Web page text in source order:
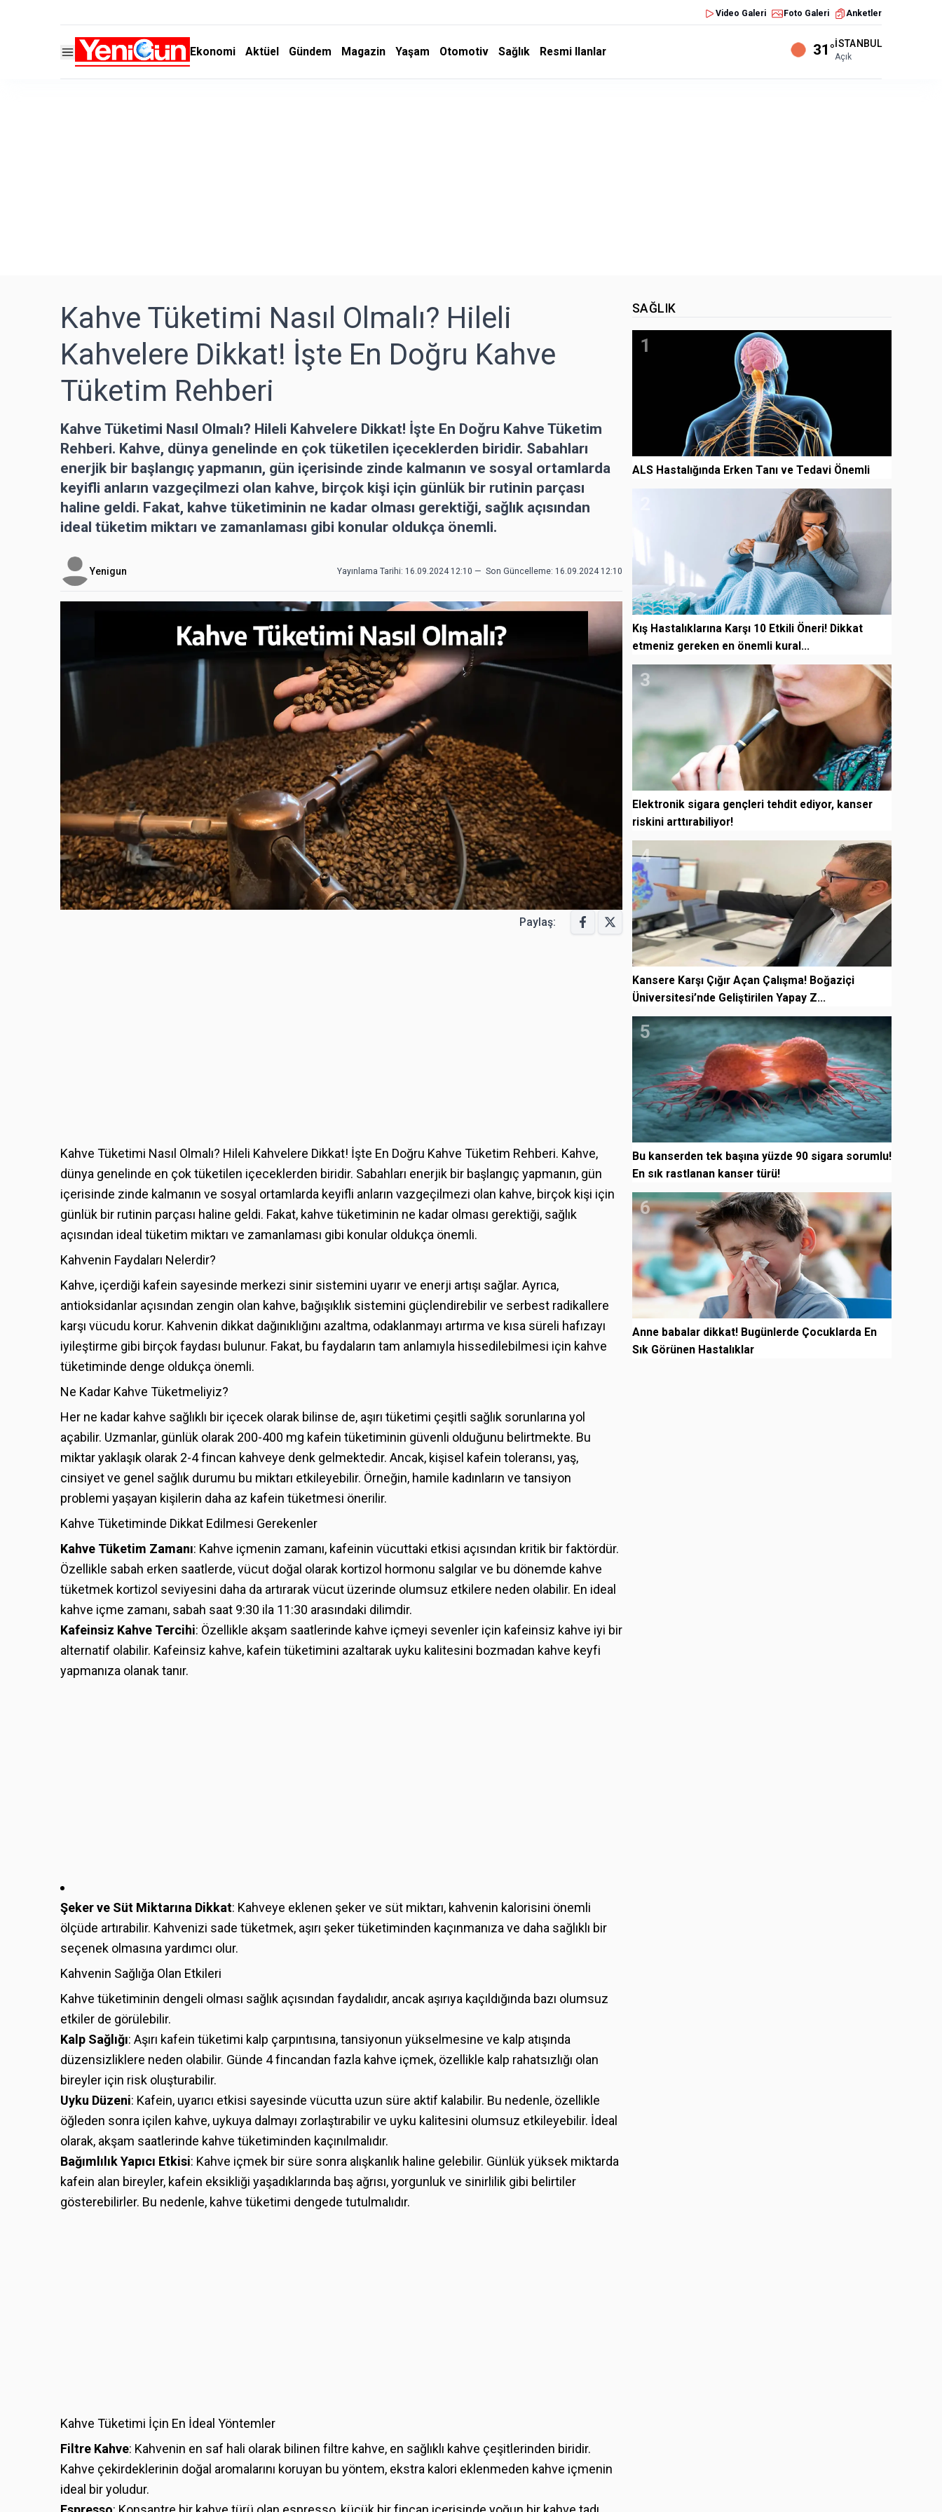
Video Galeri Foto Galeri Anketler
Ekonomi Aktüel Gündem Magazin Yaşam Otomotiv Sağlık Resmi Ilanlar 31°İSTANBUL
Açık
Kahve Tüketimi Nasıl Olmalı? Hileli
Kahvelere Dikkat! İşte En Doğru Kahve
Tüketim Rehberi
Kahve Tüketimi Nasıl Olmalı? Hileli Kahvelere Dikkat! İşte En Doğru Kahve Tüketim
Rehberi. Kahve, dünya genelinde en çok tüketilen içeceklerden biridir. Sabahları
enerjik bir başlangıç yapmanın, gün içerisinde zinde kalmanın ve sosyal ortamlarda
keyifli anların vazgeçilmezi olan kahve, birçok kişi için günlük bir rutinin parçası
haline geldi. Fakat, kahve tüketiminin ne kadar olması gerektiği, sağlık açısından
ideal tüketim miktarı ve zamanlaması gibi konular oldukça önemli.
Yenigun Yayınlama Tarihi: 16.09.2024 12:10 — Son Güncelleme: 16.09.2024 12:10
Paylaş:
Kahve Tüketimi Nasıl Olmalı? Hileli Kahvelere Dikkat! İşte En Doğru Kahve Tüketim Rehberi. Kahve,
dünya genelinde en çok tüketilen içeceklerden biridir. Sabahları enerjik bir başlangıç yapmanın, gün
içerisinde zinde kalmanın ve sosyal ortamlarda keyifli anların vazgeçilmezi olan kahve, birçok kişi için
günlük bir rutinin parçası haline geldi. Fakat, kahve tüketiminin ne kadar olması gerektiği, sağlık
açısından ideal tüketim miktarı ve zamanlaması gibi konular oldukça önemli.
Kahvenin Faydaları Nelerdir?
Kahve, içerdiği kafein sayesinde merkezi sinir sistemini uyarır ve enerji artışı sağlar. Ayrıca,
antioksidanlar açısından zengin olan kahve, bağışıklık sistemini güçlendirebilir ve serbest radikallere
karşı vücudu korur. Kahvenin dikkat dağınıklığını azaltma, odaklanmayı artırma ve kısa süreli hafızayı
iyileştirme gibi birçok faydası bulunur. Fakat, bu faydaların tam anlamıyla hissedilebilmesi için kahve
tüketiminde denge oldukça önemli.
Ne Kadar Kahve Tüketmeliyiz?
Her ne kadar kahve sağlıklı bir içecek olarak bilinse de, aşırı tüketimi çeşitli sağlık sorunlarına yol
açabilir. Uzmanlar, günlük olarak 200-400 mg kafein tüketiminin güvenli olduğunu belirtmekte. Bu
miktar yaklaşık olarak 2-4 fincan kahveye denk gelmektedir. Ancak, kişisel kafein toleransı, yaş,
cinsiyet ve genel sağlık durumu bu miktarı etkileyebilir. Örneğin, hamile kadınların ve tansiyon
problemi yaşayan kişilerin daha az kafein tüketmesi önerilir.
Kahve Tüketiminde Dikkat Edilmesi Gerekenler
Kahve Tüketim Zamanı: Kahve içmenin zamanı, kafeinin vücuttaki etkisi açısından kritik bir faktördür.
Özellikle sabah erken saatlerde, vücut doğal olarak kortizol hormonu salgılar ve bu dönemde kahve
tüketmek kortizol seviyesini daha da artırarak vücut üzerinde olumsuz etkilere neden olabilir. En ideal
kahve içme zamanı, sabah saat 9:30 ila 11:30 arasındaki dilimdir.
Kafeinsiz Kahve Tercihi: Özellikle akşam saatlerinde kahve içmeyi sevenler için kafeinsiz kahve iyi bir
alternatif olabilir. Kafeinsiz kahve, kafein tüketimini azaltarak uyku kalitesini bozmadan kahve keyfi
yapmanıza olanak tanır.
Şeker ve Süt Miktarına Dikkat: Kahveye eklenen şeker ve süt miktarı, kahvenin kalorisini önemli
ölçüde artırabilir. Kahvenizi sade tüketmek, aşırı şeker tüketiminden kaçınmanıza ve daha sağlıklı bir
seçenek olmasına yardımcı olur.
Kahvenin Sağlığa Olan Etkileri
Kahve tüketiminin dengeli olması sağlık açısından faydalıdır, ancak aşırıya kaçıldığında bazı olumsuz
etkiler de görülebilir.
Kalp Sağlığı: Aşırı kafein tüketimi kalp çarpıntısına, tansiyonun yükselmesine ve kalp atışında
düzensizliklere neden olabilir. Günde 4 fincandan fazla kahve içmek, özellikle kalp rahatsızlığı olan
bireyler için risk oluşturabilir.
Uyku Düzeni: Kafein, uyarıcı etkisi sayesinde vücutta uzun süre aktif kalabilir. Bu nedenle, özellikle
öğleden sonra içilen kahve, uykuya dalmayı zorlaştırabilir ve uyku kalitesini olumsuz etkileyebilir. İdeal
olarak, akşam saatlerinde kahve tüketiminden kaçınılmalıdır.
Bağımlılık Yapıcı Etkisi: Kahve içmek bir süre sonra alışkanlık haline gelebilir. Günlük yüksek miktarda
kafein alan bireyler, kafein eksikliği yaşadıklarında baş ağrısı, yorgunluk ve sinirlilik gibi belirtiler
gösterebilirler. Bu nedenle, kahve tüketimi dengede tutulmalıdır.
Kahve Tüketimi İçin En İdeal Yöntemler
Filtre Kahve: Kahvenin en saf hali olarak bilinen filtre kahve, en sağlıklı kahve çeşitlerinden biridir.
Kahve çekirdeklerinin doğal aromalarını koruyan bu yöntem, ekstra kalori eklenmeden kahve içmenin
ideal bir yoludur.
SAĞLIK
1
ALS Hastalığında Erken Tanı ve Tedavi Önemli
Kış Hastalıklarına Karşı 10 Etkili Öneri! Dikkat
etmeniz gereken en önemli kural...
3
Elektronik sigara gençleri tehdit ediyor, kanser
riskini arttırabiliyor!
4
Kansere Karşı Çığır Açan Çalışma! Boğaziçi
Üniversitesi’nde Geliştirilen Yapay Z...
5
Bu kanserden tek başına yüzde 90 sigara sorumlu!
En sık rastlanan kanser türü!
6
Anne babalar dikkat! Bugünlerde Çocuklarda En
Sık Görünen Hastalıklar